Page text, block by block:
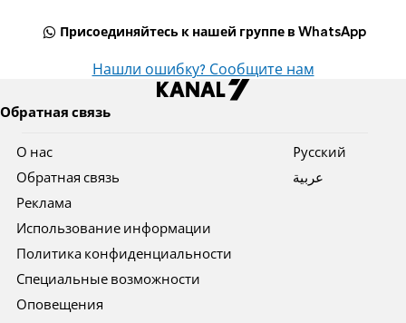
Присоединяйтесь к нашей группе в WhatsApp
Нашли ошибку? Сообщите нам
Обратная связь
О нас
Обратная связь
Реклама
Использование информации
Политика конфиденциальности
Специальные возможности
Оповещения
Pусский
عربية